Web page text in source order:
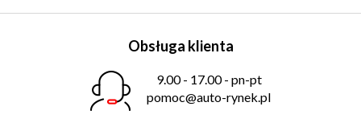
Obsługa klienta
9.00 - 17.00 - pn-pt
pomoc@auto-rynek.pl